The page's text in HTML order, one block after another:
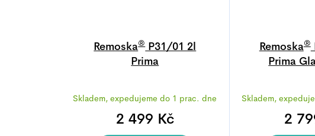
Remoska®P31/01 2l
Prima
hodnocení
produktu
Skladem, expedujeme do 1 prac. dne
2 499 Kč
Remoska®
Prima
Skladem,
2